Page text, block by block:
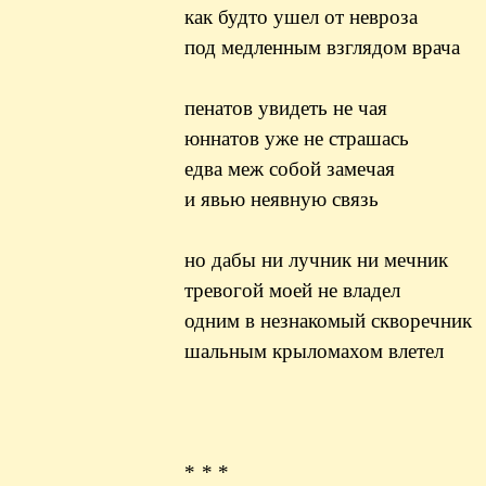
как будто ушел от невроза
под медленным взглядом врача
пенатов увидеть не чая
юннатов уже не страшась
едва меж собой замечая
и явью неявную связь
но дабы ни лучник ни мечник
тревогой моей не владел
одним в незнакомый скворечник
шальным крыломахом влетел
* * *